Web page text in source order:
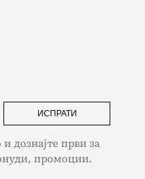
ИСПРАТИ
дознајте први за
промоции.